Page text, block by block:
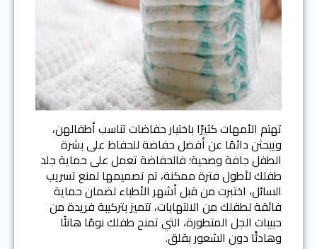
تهتم الأمهات كثيرًا باختيار حفاضات تناسب أطفالهن،
ويبحثن دائمًا عن أفضل حفاضة للحفاظ على بشرة
الطفل جافة وصحية؛ فالحفاضة تعمل على حماية جلد
طفلك لأطول فترة ممكنة، تم تصميمها لمنع تسريب
السائل، اختبرت من قبل أشهر الأطباء لضمان حماية
فائقة لطفلك من الالتهابات، تتميز بتركيبة فريدة من
حبيبات الجل المتطورة، التي تمنح طفلك نومًا هانئًا
وهادئًا دون الشعور بقلق.